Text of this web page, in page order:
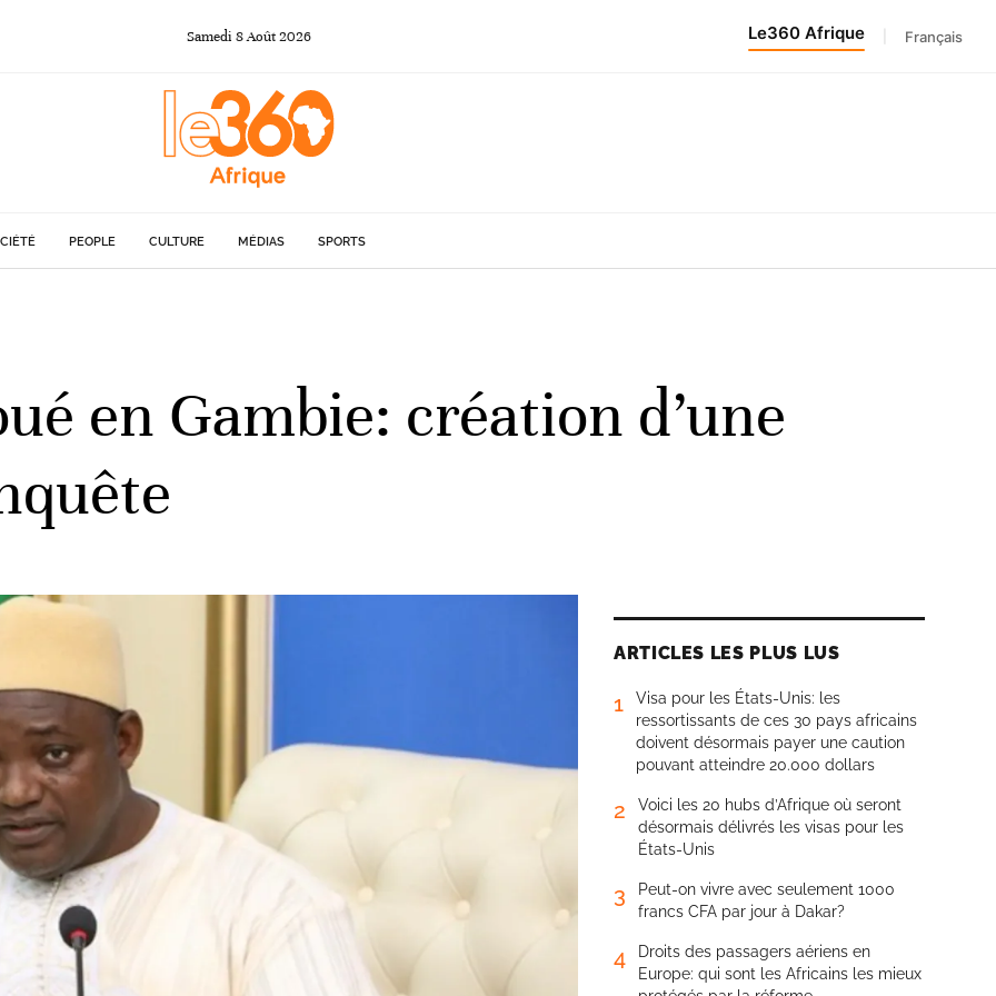
Samedi 8Août2026 Le360 Afrique Français
PEOPLE CULTURE MÉDIAS SPORTS
en Gambie: création d’une
ARTICLES LES PLUS LUS
1
Visa pour les États-Unis: les
ressortissants de ces 30 pays africains
doivent désormais payer une caution
pouvant atteindre 20.000 dollars
2
Voici les 20 hubs d’Afrique où seront
désormais délivrés les visas pour les
États-Unis
3
Peut-on vivre avec seulement 1000
francs CFA par jour à Dakar?
4
Droits des passagers aériens en
Europe: qui sont les Africains les mieux